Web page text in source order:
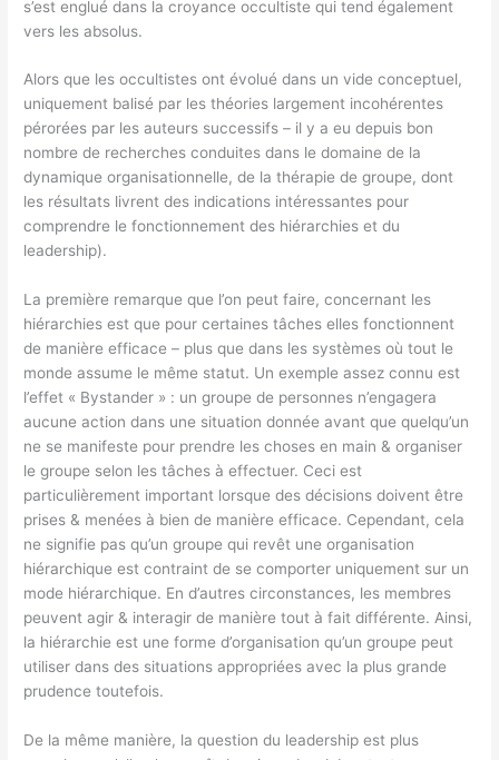
s’est englué dans la croyance occultiste qui tend également
vers les absolus.
Alors que les occultistes ont évolué dans un vide conceptuel,
uniquement balisé par les théories largement incohérentes
pérorées par les auteurs successifs – il y a eu depuis bon
nombre de recherches conduites dans le domaine de la
dynamique organisationnelle, de la thérapie de groupe, dont
les résultats livrent des indications intéressantes pour
comprendre le fonctionnement des hiérarchies et du
leadership).
La première remarque que l’on peut faire, concernant les
hiérarchies est que pour certaines tâches elles fonctionnent
de manière efficace – plus que dans les systèmes où tout le
monde assume le même statut. Un exemple assez connu est
l’effet « Bystander » : un groupe de personnes n’engagera
aucune action dans une situation donnée avant que quelqu’un
ne se manifeste pour prendre les choses en main & organiser
le groupe selon les tâches à effectuer. Ceci est
particulièrement important lorsque des décisions doivent être
prises & menées à bien de manière efficace. Cependant, cela
ne signifie pas qu’un groupe qui revêt une organisation
hiérarchique est contraint de se comporter uniquement sur un
mode hiérarchique. En d’autres circonstances, les membres
peuvent agir & interagir de manière tout à fait différente. Ainsi,
la hiérarchie est une forme d’organisation qu’un groupe peut
utiliser dans des situations appropriées avec la plus grande
prudence toutefois.
De la même manière, la question du leadership est plus